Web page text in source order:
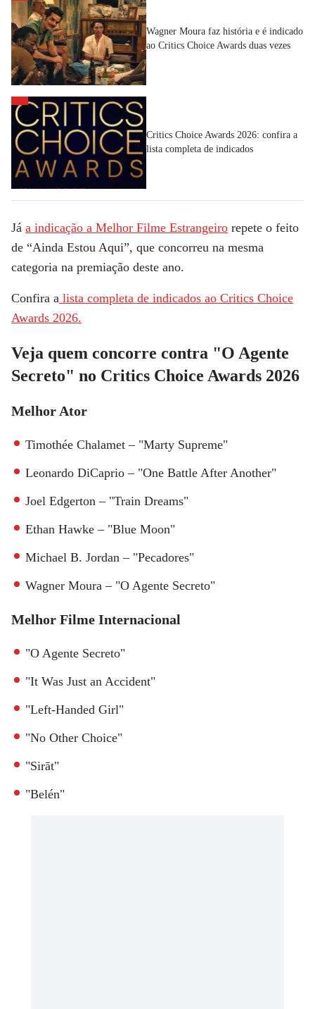
Wagner Moura faz história e é indicado
ao Critics Choice Awards duas vezes
Critics Choice Awards 2026: confira a
lista completa de indicados
Já a indicação a Melhor Filme Estrangeiro repete o feito
de “Ainda Estou Aqui”, que concorreu na mesma
categoria na premiação deste ano.
Confira a lista completa de indicados ao Critics Choice
Awards 2026.
Veja quem concorre contra "O Agente
Secreto" no Critics Choice Awards 2026
Melhor Ator
Timothée Chalamet – "Marty Supreme"
Leonardo DiCaprio – "One Battle After Another"
Joel Edgerton – "Train Dreams"
Ethan Hawke – "Blue Moon"
Michael B. Jordan – "Pecadores"
Wagner Moura – "O Agente Secreto"
Melhor Filme Internacional
"O Agente Secreto"
"It Was Just an Accident"
"Left-Handed Girl"
"No Other Choice"
"Sirāt"
"Belén"